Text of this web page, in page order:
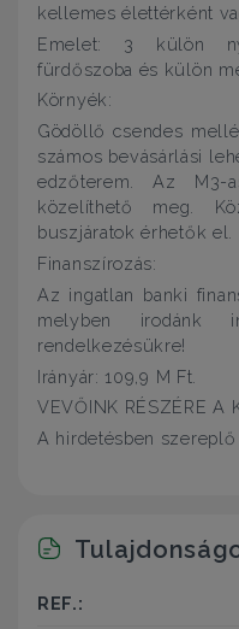
kellemes élettérként
Emelet: 3 külön
fürdőszoba és külön
Környék:
Gödöllő csendes
számos bevásárlási
edzőterem. Az M3-
közelíthető meg.
buszjáratok érhetők el.
Finanszírozás:
Az ingatlan banki
melyben irodánk
rendelkezésükre!
Irányár: 109,9 M Ft.
VEVŐINK RÉSZÉRE A
A hirdetésben
REF.: